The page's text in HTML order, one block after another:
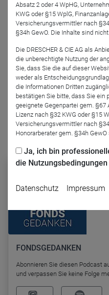
Björn Drescher
DRESCHER & CIE AG
Podcast-Folge anhören
FONDSGEDANKEN
Abonnieren Sie diesen Podcast
und verpassen Sie keine Folge
Absatz 2 oder 4 WpHG,
KWG oder §15 WplG,
Versicherungsvermittler nach
§34h GewO. Die Inhalte sind
Die DRESCHER & CIE AG als
die unberechtigte Nutzung der
Sie, dass Sie die auf dieser
weder als
die Informationen Dritten
bestätigen Sie bitte, dass Sie ein
geeignete Gegenpartei gem. §67
Lizenz nach §32 KWG oder §15
Versicherungsvermittler nach
Honorarberater gem. §34h GewO
Ja, ich bin
die Nutzungsbedingungen
Datenschutz Impressum
Anbieter